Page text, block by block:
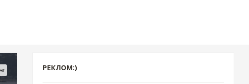
РЕКЛОМ:)